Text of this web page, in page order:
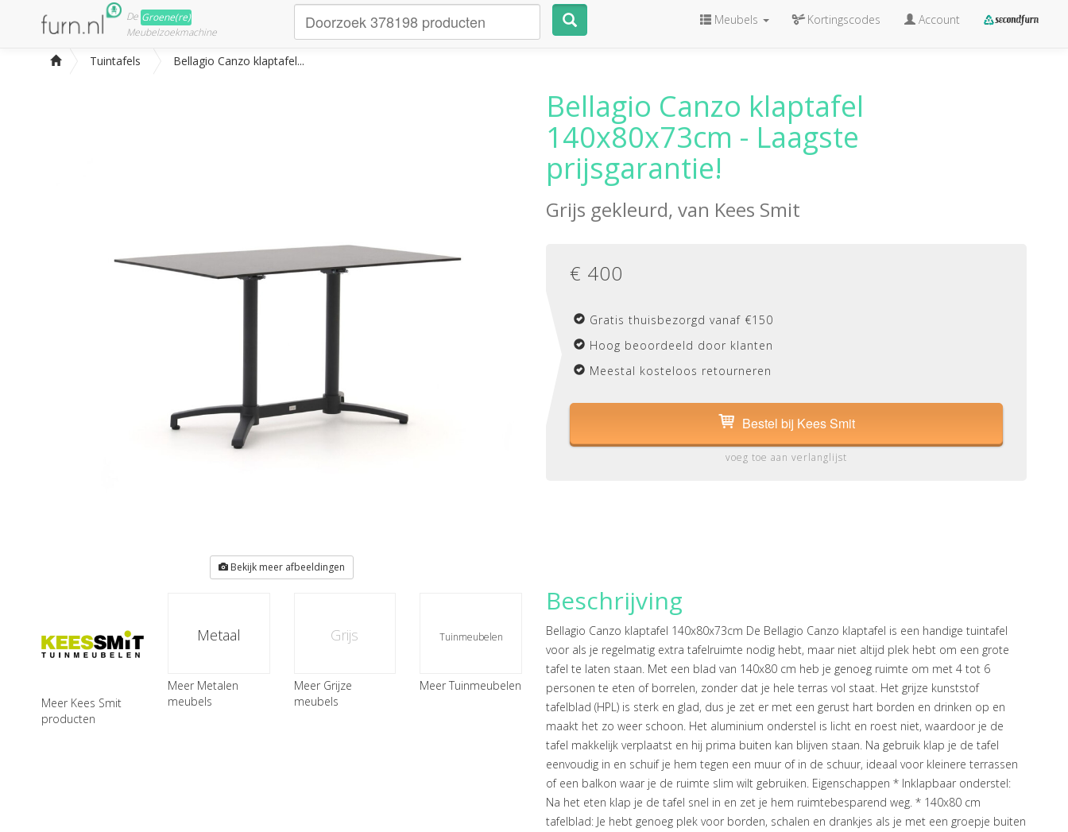
De Groene(re)
Meubelzoekmachine
Meubels Kortingscodes Account
Tuintafels Bellagio Canzo klaptafel...
Bekijk meer afbeeldingen
Bellagio Canzo klaptafel
140x80x73cm - Laagste
prijsgarantie!
Grijs gekleurd, van Kees Smit
€ 400
Gratis thuisbezorgd vanaf €150
Hoog beoordeeld door klanten
Meestal kosteloos retourneren
Bestel bij Kees Smit
voeg toe aan verlanglijst
Meer Kees Smit
producten
Metaal
Meer Metalen
meubels
Grijs
Meer Grijze
meubels
Tuinmeubelen
Meer Tuinmeubelen
Beschrijving
Bellagio Canzo klaptafel 140x80x73cm De Bellagio Canzo klaptafel is een handige tuintafel
voor als je regelmatig extra tafelruimte nodig hebt, maar niet altijd plek hebt om een grote
tafel te laten staan. Met een blad van 140x80 cm heb je genoeg ruimte om met 4 tot 6
personen te eten of borrelen, zonder dat je hele terras vol staat. Het grijze kunststof
tafelblad (HPL) is sterk en glad, dus je zet er met een gerust hart borden en drinken op en
maakt het zo weer schoon. Het aluminium onderstel is licht en roest niet, waardoor je de
tafel makkelijk verplaatst en hij prima buiten kan blijven staan. Na gebruik klap je de tafel
eenvoudig in en schuif je hem tegen een muur of in de schuur, ideaal voor kleinere terrassen
of een balkon waar je de ruimte slim wilt gebruiken. Eigenschappen * Inklapbaar onderstel:
Na het eten klap je de tafel snel in en zet je hem ruimtebesparend weg. * 140x80 cm
tafelblad: Je hebt genoeg plek voor borden, schalen en drankjes als je met een groepje buiten